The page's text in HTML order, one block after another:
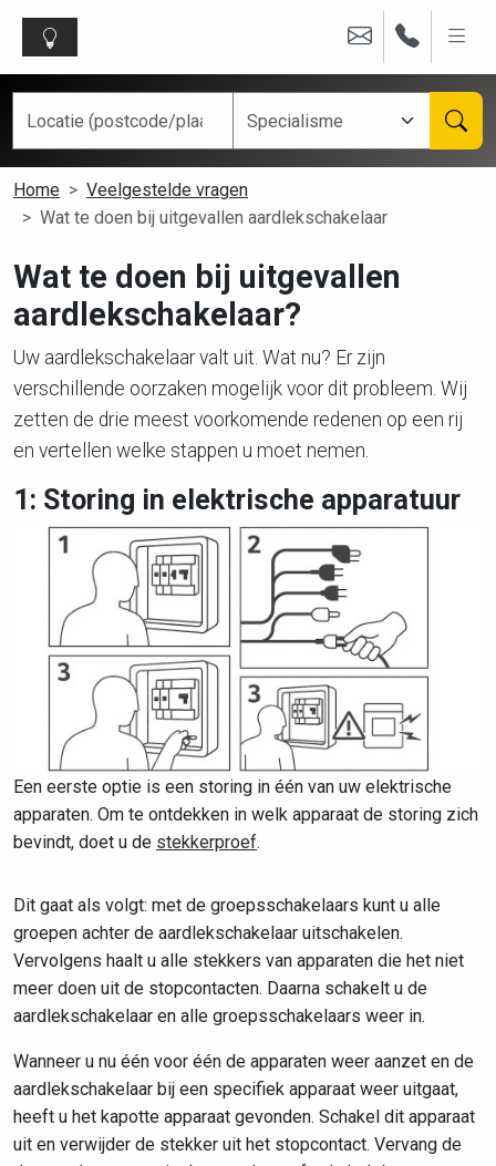
Home
Veelgestelde vragen
Wat te doen bij uitgevallen aardlekschakelaar
Wat te doen bij uitgevallen
aardlekschakelaar?
Uw aardlekschakelaar valt uit. Wat nu? Er zijn
verschillende oorzaken mogelijk voor dit probleem. Wij
zetten de drie meest voorkomende redenen op een rij
en vertellen welke stappen u moet nemen.
1: Storing in elektrische apparatuur
Een eerste optie is een storing in één van uw elektrische
apparaten. Om te ontdekken in welk apparaat de storing zich
bevindt, doet u de stekkerproef.
Dit gaat als volgt: met de groepsschakelaars kunt u alle
groepen achter de aardlekschakelaar uitschakelen.
Vervolgens haalt u alle stekkers van apparaten die het niet
meer doen uit de stopcontacten. Daarna schakelt u de
aardlekschakelaar en alle groepsschakelaars weer in.
Wanneer u nu één voor één de apparaten weer aanzet en de
aardlekschakelaar bij een specifiek apparaat weer uitgaat,
heeft u het kapotte apparaat gevonden. Schakel dit apparaat
uit en verwijder de stekker uit het stopcontact. Vervang de